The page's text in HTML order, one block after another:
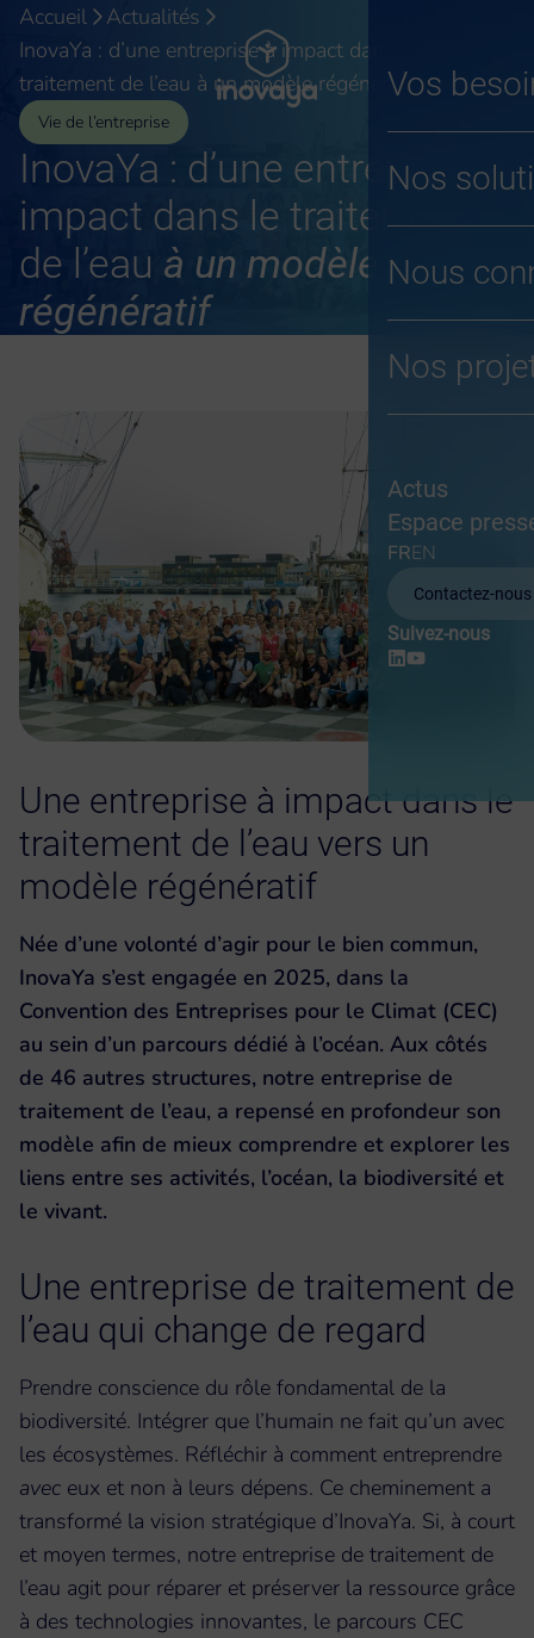
Aller
contenu
Vos
Nos
Nous
Nos
Actus
Espace
FREN
Contactez-nous
Suivez-nous
Accueil
Actualités
InovaYa : d’une entreprise à impact dans le
traitement de l’eau à un modèle régénératif
Vie de l’entreprise
InovaYa : d’une entreprise à
impact dans le traitement
de l’eau à un modèle
régénératif
Une entreprise à impact dans le
traitement de l’eau vers un
modèle régénératif
Née d’une volonté d’agir pour le bien commun,
InovaYa s’est engagée en 2025, dans la
Convention des Entreprises pour le Climat (CEC)
au sein d’un parcours dédié à l’océan. Aux côtés
de 46 autres structures, notre entreprise de
traitement de l’eau, a repensé en profondeur son
modèle afin de mieux comprendre et explorer les
liens entre ses activités, l’océan, la biodiversité et
le vivant.
Une entreprise de traitement de
l’eau qui change de regard
Prendre conscience du rôle fondamental de la
biodiversité. Intégrer que l’humain ne fait qu’un avec
les écosystèmes. Réfléchir à comment entreprendre
avec eux et non à leurs dépens. Ce cheminement a
transformé la vision stratégique d’InovaYa. Si, à court
et moyen termes, notre entreprise de traitement de
l’eau agit pour réparer et préserver la ressource grâce
à des technologies innovantes, le parcours CEC